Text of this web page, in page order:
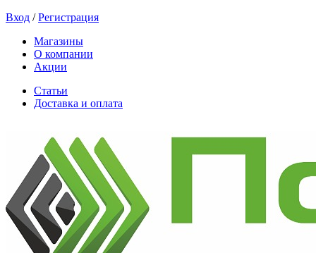
Вход /Регистрация
Магазины
О компании
Акции
Статьи
Доставка и оплата